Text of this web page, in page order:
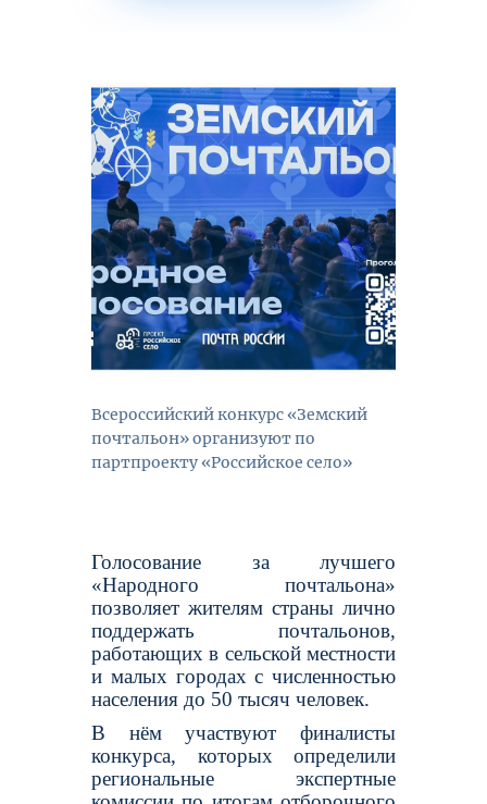
Всероссийский конкурс «Земский
почтальон» организуют по
партпроекту «Российское село»
Голосование за лучшего
«Народного почтальона»
позволяет жителям страны лично
поддержать почтальонов,
работающих в сельской местности
и малых городах с численностью
населения до 50 тысяч человек.
В нём участвуют финалисты
конкурса, которых определили
региональные экспертные